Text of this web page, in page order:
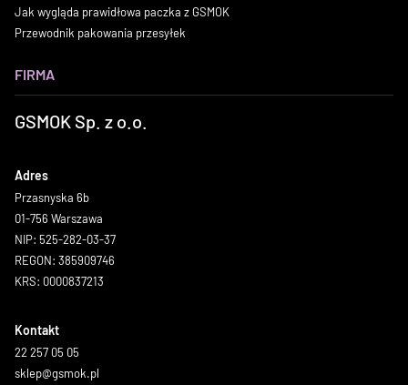
Jak wygląda prawidłowa paczka z GSMOK
Przewodnik pakowania przesyłek
FIRMA
GSMOK Sp. z o.o.
Adres
Przasnyska 6b
01-756 Warszawa
NIP: 525-282-03-37
REGON: 385909746
KRS: 0000837213
Kontakt
22 257 05 05
sklep@gsmok.pl